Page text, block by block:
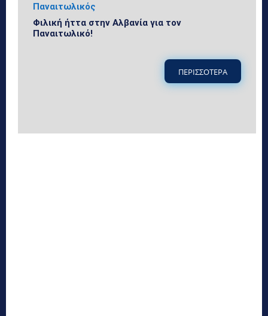
Παναιτωλικός
Φιλική ήττα στην Αλβανία για τον
Παναιτωλικό!
ΠΕΡΙΣΣΟΤΕΡΑ